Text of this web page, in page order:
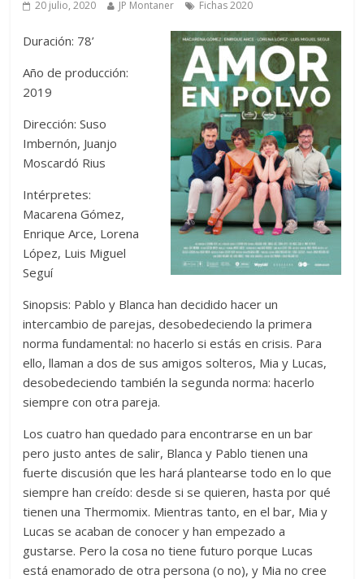
20 julio, 2020 JP Montaner Fichas 2020
Duración: 78’
Año de producción:
2019
Dirección: Suso
Imbernón, Juanjo
Moscardó Rius
Intérpretes:
Macarena Gómez,
Enrique Arce, Lorena
López, Luis Miguel
Seguí
Sinopsis: Pablo y Blanca han decidido hacer un
intercambio de parejas, desobedeciendo la primera
norma fundamental: no hacerlo si estás en crisis. Para
ello, llaman a dos de sus amigos solteros, Mia y Lucas,
desobedeciendo también la segunda norma: hacerlo
siempre con otra pareja.
Los cuatro han quedado para encontrarse en un bar
pero justo antes de salir, Blanca y Pablo tienen una
fuerte discusión que les hará plantearse todo en lo que
siempre han creído: desde si se quieren, hasta por qué
tienen una Thermomix. Mientras tanto, en el bar, Mia y
Lucas se acaban de conocer y han empezado a
gustarse. Pero la cosa no tiene futuro porque Lucas
está enamorado de otra persona (o no), y Mia no cree